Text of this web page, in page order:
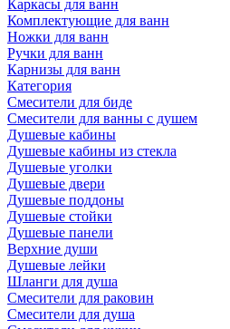
Каркасы для ванн
Комплектующие для ванн
Ножки для ванн
Ручки для ванн
Карнизы для ванн
Категория
Смесители для биде
Смесители для ванны с душем
Душевые кабины
Душевые кабины из стекла
Душевые уголки
Душевые двери
Душевые поддоны
Душевые стойки
Душевые панели
Верхние души
Душевые лейки
Шланги для душа
Смесители для раковин
Смесители для душа